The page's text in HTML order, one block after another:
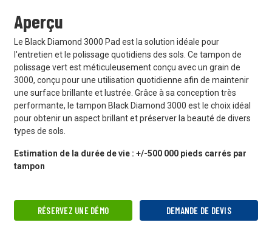
Aperçu
Le Black Diamond 3000 Pad est la solution idéale pour
l'entretien et le polissage quotidiens des sols. Ce tampon de
polissage vert est méticuleusement conçu avec un grain de
3000, conçu pour une utilisation quotidienne afin de maintenir
une surface brillante et lustrée. Grâce à sa conception très
performante, le tampon Black Diamond 3000 est le choix idéal
pour obtenir un aspect brillant et préserver la beauté de divers
types de sols.
Estimation de la durée de vie : +/-500 000 pieds carrés par
tampon
RÉSERVEZ UNE DÉMO DEMANDE DE DEVIS